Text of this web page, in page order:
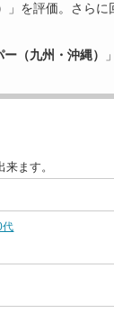
」を評価。さらに
（九州・沖縄）
ます。
代